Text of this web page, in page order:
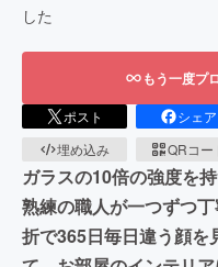
した
もう一度プ
ポスト シェア
埋め込み
QRコー
ガラスの10倍の強度を
熟練の職人が一つずつ
折で365日毎日違う顔を